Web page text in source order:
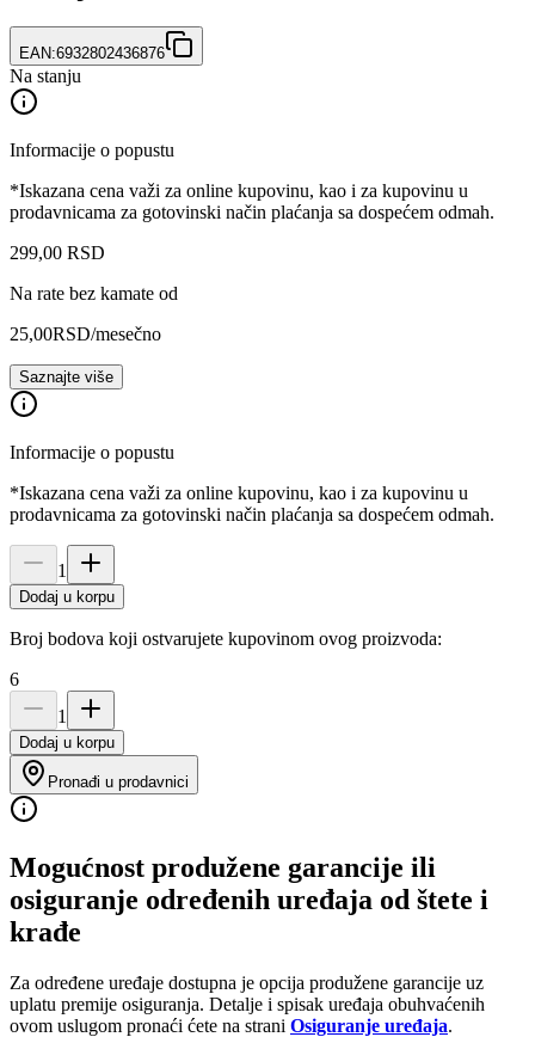
EAN:6932802436876
Na stanju
Informacije o popustu
*Iskazana cena važi za online kupovinu, kao i za kupovinu u
prodavnicama za gotovinski način plaćanja sa dospećem odmah.
299,00 RSD
Na rate bez kamate od
25,00RSD/mesečno
Saznajte više
Informacije o popustu
*Iskazana cena važi za online kupovinu, kao i za kupovinu u
prodavnicama za gotovinski način plaćanja sa dospećem odmah.
1
Dodaj u korpu
Broj bodova koji ostvarujete kupovinom ovog proizvoda:
6
1
Dodaj u korpu
Pronađi u prodavnici
Mogućnost produžene garancije ili
osiguranje određenih uređaja od štete i
krađe
Za određene uređaje dostupna je opcija produžene garancije uz
uplatu premije osiguranja. Detalje i spisak uređaja obuhvaćenih
ovom uslugom pronaći ćete na strani Osiguranje uređaja.